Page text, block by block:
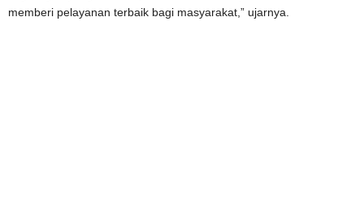
memberi pelayanan terbaik bagi masyarakat,” ujarnya.